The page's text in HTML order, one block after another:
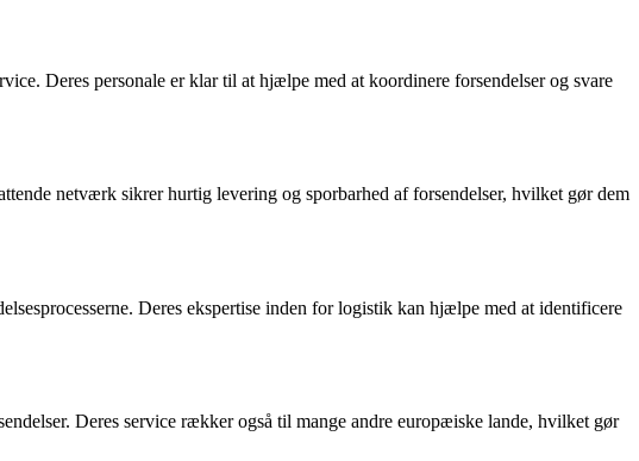
Deres personale er klar til at hjælpe med at koordinere forsendelser og svare
netværk sikrer hurtig levering og sporbarhed af forsendelser, hvilket gør dem
Deres ekspertise inden for logistik kan hjælpe med at identificere
Deres service rækker også til mange andre europæiske lande, hvilket gør